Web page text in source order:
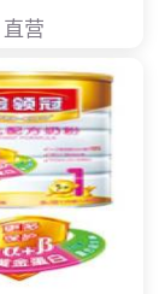
直营